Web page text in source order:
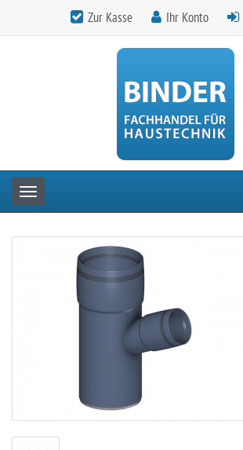
Zur Kasse Ihr Konto
Toggle navigation